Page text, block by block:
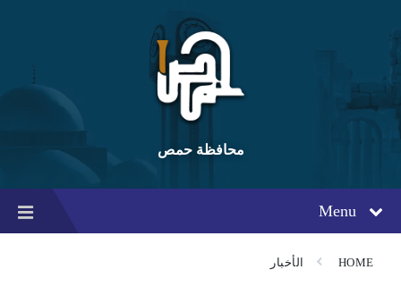
content
main
navigation
footer
محافظة حمص
Menu
HOME الأخبار